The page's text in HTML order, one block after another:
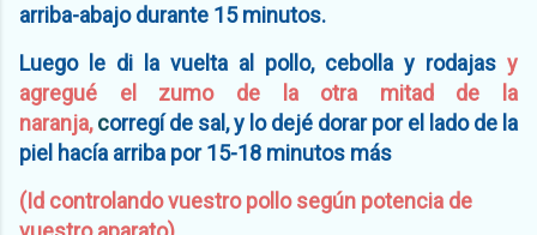
arriba-abajo durante 15 minutos.
Luego le di la vuelta al pollo, cebolla y rodajas y
agregué el zumo de la otra mitad de la
naranja,corregí de sal, y lo dejé dorar por el lado de la
piel hacía arriba por 15-18 minutos más
(Id controlando vuestro pollo según potencia de